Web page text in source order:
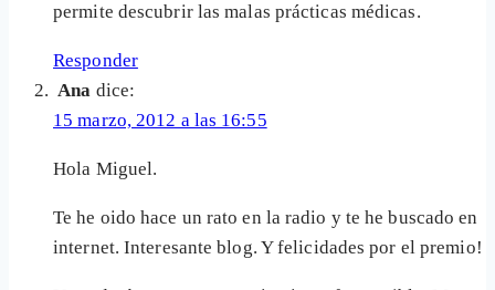
permite descubrir las malas prácticas médicas.
Responder
Ana dice:
15 marzo, 2012 a las 16:55
Hola Miguel.
Te he oido hace un rato en la radio y te he buscado en
internet. Interesante blog. Y felicidades por el premio!